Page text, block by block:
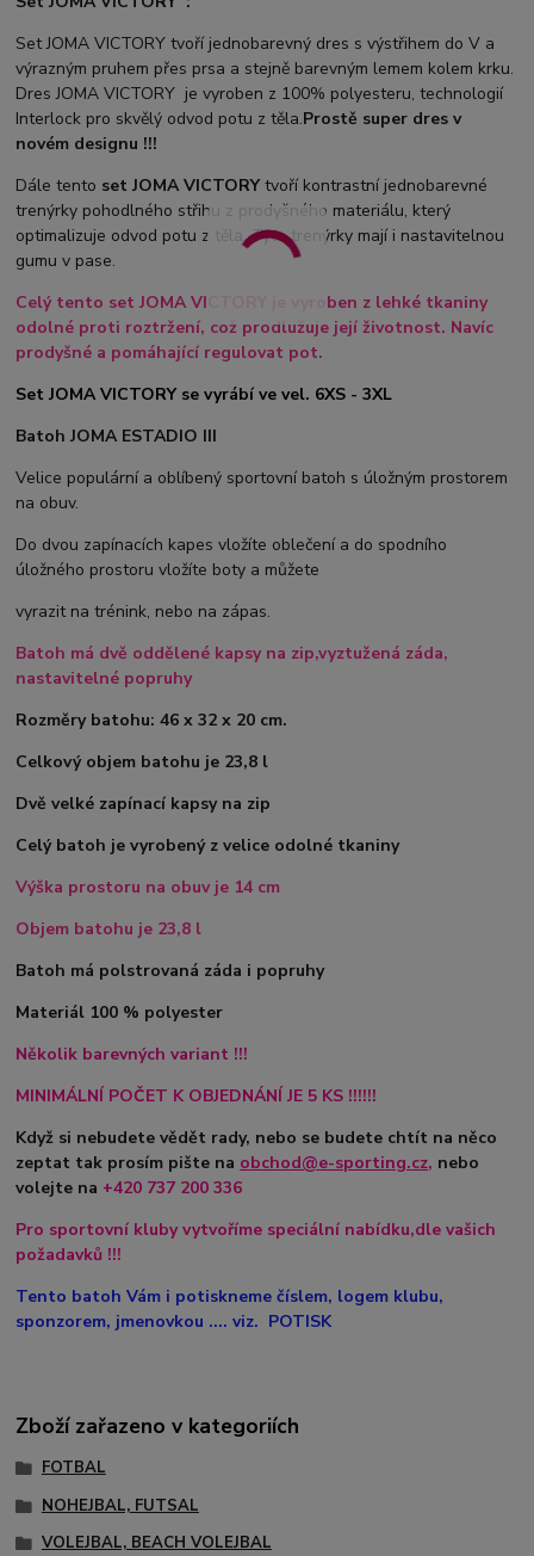
Set JOMA VICTORY tvoří jednobarevný dres s výstřihem do V a
výrazným pruhem přes prsa a stejně barevným lemem kolem krku.
Dres JOMA VICTORY je vyroben z 100% polyesteru, technologií
Interlock pro skvělý odvod potu z těla.Prostě super dres v
novém designu !!!
Dále tento set JOMA VICTORYtvoří kontrastní jednobarevné
trenýrky pohodlného střihu z prodyšného materiálu, který
optimalizuje odvod potu z těla. Tyto trenýrky mají i nastavitelnou
gumu v pase.
Celý tento set JOMA VICTORY je vyroben z lehké tkaniny
odolné proti roztržení, což prodlužuje její životnost. Navíc
prodyšné a pomáhající regulovat pot.
Set JOMA VICTORY se vyrábí ve vel. 6XS - 3XL
Batoh JOMA ESTADIO III
Velice populární a oblíbený sportovní batoh s úložným prostorem
na obuv.
Do dvou zapínacích kapes vložíte oblečení a do spodního
úložného prostoru vložíte boty a můžete
vyrazit na trénink, nebo na zápas.
Batoh má dvě oddělené kapsy na zip,vyztužená záda,
nastavitelné popruhy
Rozměry batohu: 46 x 32 x 20 cm.
Celkový objem batohu je 23,8 l
Dvě velké zapínací kapsy na zip
Celý batoh je vyrobený z velice odolné tkaniny
Výška prostoru na obuv je 14 cm
Objem batohu je 23,8 l
Batoh má polstrovaná záda i popruhy
Materiál 100 % polyester
Několik barevných variant !!!
MINIMÁLNÍ POČET K OBJEDNÁNÍ JE 5 KS !!!!!!
Když si nebudete vědět rady, nebo se budete chtít na něco
zeptat tak prosím pište na obchod@e-sporting.cz, nebo
volejte na +420 737 200 336
Pro sportovní kluby vytvoříme speciální nabídku,dle vašich
požadavků !!!
Tento batoh Vám i potiskneme číslem, logem klubu,
sponzorem, jmenovkou .... viz. POTISK
Zboží zařazeno v kategoriích
FOTBAL
NOHEJBAL, FUTSAL
VOLEJBAL, BEACH VOLEJBAL